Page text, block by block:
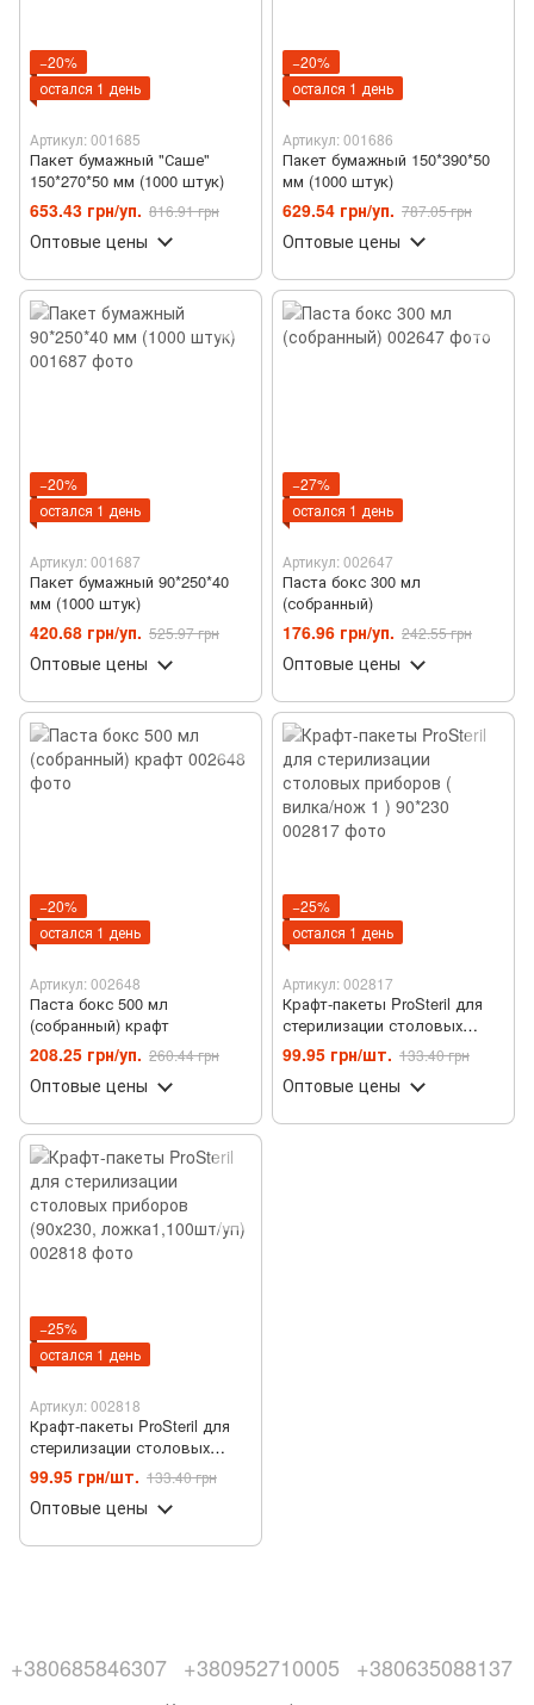
−20%
остался 1 день
Артикул: 001685
Пакет бумажный "Саше"
150*270*50 мм (1000 штук)
653.43 грн/уп. 816.91 грн
Оптовые цены
−20%
остался 1 день
Артикул: 001686
Пакет бумажный 150*390*50
мм (1000 штук)
629.54 грн/уп. 787.05 грн
Оптовые цены
−20%
остался 1 день
Артикул: 001687
Пакет бумажный 90*250*40
мм (1000 штук)
420.68 грн/уп. 525.97 грн
Оптовые цены
−27%
остался 1 день
Артикул: 002647
Паста бокс 300 мл
(собранный)
176.96 грн/уп. 242.55 грн
Оптовые цены
−20%
остался 1 день
Артикул: 002648
Паста бокс 500 мл
(собранный) крафт
208.25 грн/уп. 260.44 грн
Оптовые цены
−25%
остался 1 день
Артикул: 002817
Крафт-пакеты ProSteril для
стерилизации столовых
приборов ( вилка/нож 1 )
90*230
99.95 грн/шт. 133.40 грн
Оптовые цены
−25%
остался 1 день
Артикул: 002818
Крафт-пакеты ProSteril для
стерилизации столовых
приборов (90х230,
ложка1,100шт/уп)
99.95 грн/шт. 133.40 грн
Оптовые цены
+380685846307 +380952710005 +380635088137